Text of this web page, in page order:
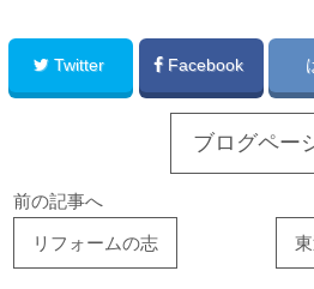
Twitter Facebook
ブログペー
前の記事へ
リフォームの志